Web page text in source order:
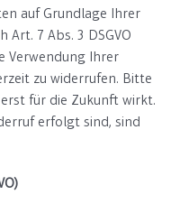
auf Grundlage Ihrer
Art. 7 Abs. 3 DSGVO
Verwendung Ihrer
zu widerrufen. Bitte
für die Zukunft wirkt.
erfolgt sind, sind